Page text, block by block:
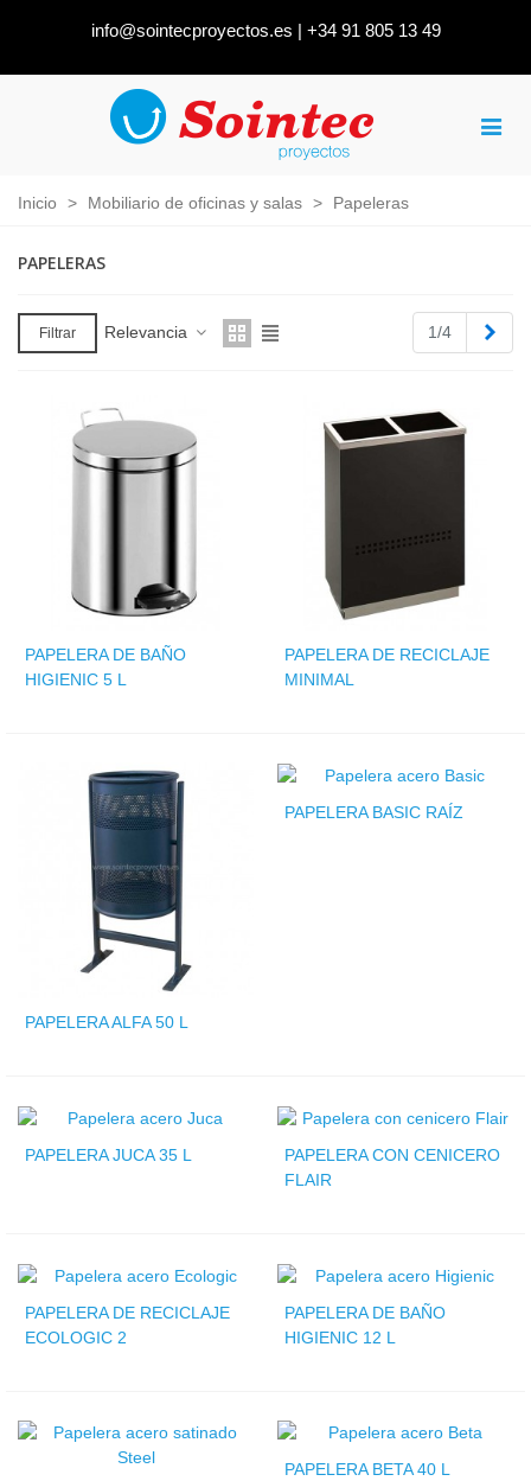
info@sointecproyectos.es | +34 91 805 13 49
Inicio > Mobiliario de oficinas y salas > Papeleras
PAPELERAS
Filtrar Relevancia 1/4
PAPELERA DE BAÑO
HIGIENIC 5 L
PAPELERA DE RECICLAJE
MINIMAL
PAPELERA ALFA 50 L
PAPELERA BASIC RAÍZ
PAPELERA JUCA 35 L
PAPELERA CON CENICERO
FLAIR
PAPELERA DE RECICLAJE
ECOLOGIC 2
PAPELERA DE BAÑO
HIGIENIC 12 L
PAPELERA BETA 40 L